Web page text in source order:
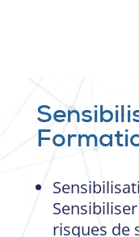
risques de